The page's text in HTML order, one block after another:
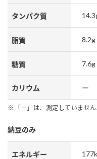
タンパク質
脂質 8.2g
糖質 7.6g
カリウム ー
「－」は、測定していません
納豆のみ
エネルギー